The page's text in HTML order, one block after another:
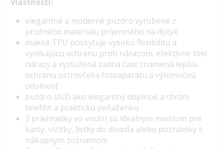
elegantné a moderné puzdro vyrobené z
pružného materiálu príjemného na dotyk
mäkké TPU poskytuje vysokú flexibilitu a
vynikajúcu ochranu proti nárazom, efektívne tlmí
nárazy a vystužená zadná časť znamená lepšiu
ochranu ostrovčeka fotoaparátu a výnimočnú
odolnosť
puzdro slúži ako elegantný doplnok a chráni
telefón a praktickú peňaženku
3 priehradky vo vnútri sú ideálnym miestom pre
karty, vizitky, lístky do divadla alebo poznámky s
nákupným zoznamom